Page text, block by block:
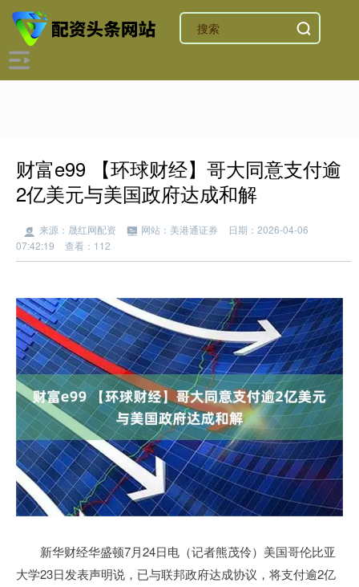
财富e99 【环球财经】哥大同意支付逾
2亿美元与美国政府达成和解
来源：晟红网配资 网站：美港通证券
日期：2026-04-06
07:42:19
查看：112
新华财经华盛顿7月24日电（记者熊茂伶）美国哥伦比亚
大学23日发表声明说，已与联邦政府达成协议，将支付逾2亿